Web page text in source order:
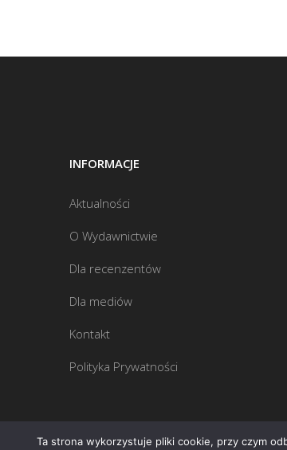
INFORMACJE
Aktualności
O Wydawnictwie
Dla recenzentów
Dla mediów
Kontakt
Polityka Prywatności
Ta strona wykorzystuje pliki cookie, przy czym